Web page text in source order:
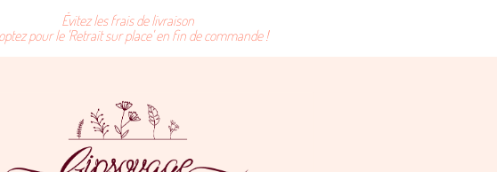
Évitez les frais de livraison
pour le 'Retrait sur place' en fin de commande !